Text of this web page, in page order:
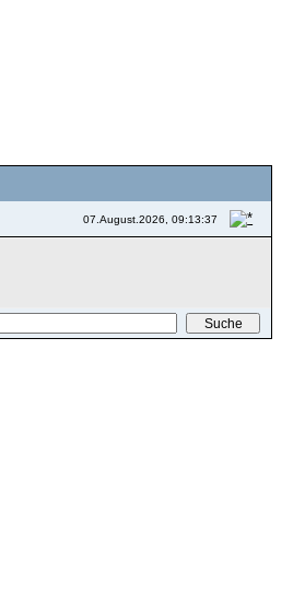
07.August.2026, 09:13:37